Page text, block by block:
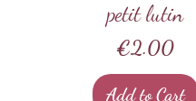
petit lutin
Price
€2.00
Add to Cart